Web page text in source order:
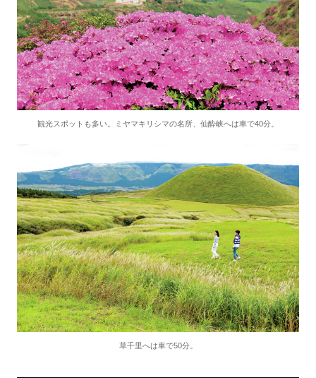
観光スポットも多い。ミヤマキリシマの名所、仙酔峡へは車で40分。
草千里へは車で50分。